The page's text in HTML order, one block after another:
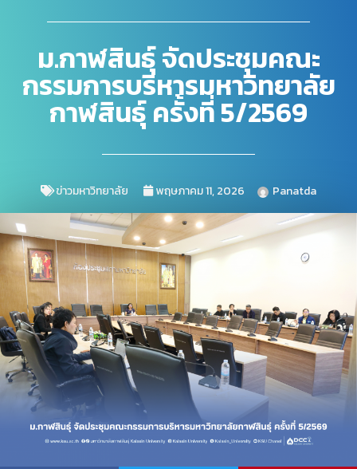
ม.กาฬสินธุ์ จัดประชุมคณะ
กรรมการบริหารมหาวิทยาลัย
กาฬสินธุ์ ครั้งที่ 5/2569
ข่าวมหาวิทยาลัย พฤษภาคม 11, 2026 Panatda